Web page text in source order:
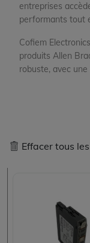
entreprises
performants tout
Cofiem
produits Allen
robuste, avec
Effacer tous